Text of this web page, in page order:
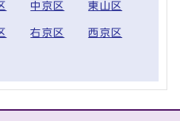
中京区 東山区
右京区 西京区